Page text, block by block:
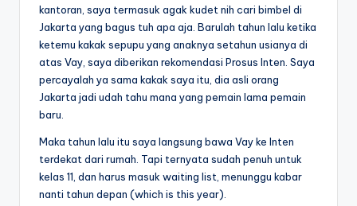
kantoran, saya termasuk agak kudet nih cari bimbel di
Jakarta yang bagus tuh apa aja. Barulah tahun lalu ketika
ketemu kakak sepupu yang anaknya setahun usianya di
atas Vay, saya diberikan rekomendasi Prosus Inten. Saya
percayalah ya sama kakak saya itu, dia asli orang
Jakarta jadi udah tahu mana yang pemain lama pemain
baru.
Maka tahun lalu itu saya langsung bawa Vay ke Inten
terdekat dari rumah. Tapi ternyata sudah penuh untuk
kelas 11, dan harus masuk waiting list, menunggu kabar
nanti tahun depan (which is this year).